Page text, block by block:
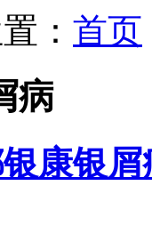
： 首页
病
康银